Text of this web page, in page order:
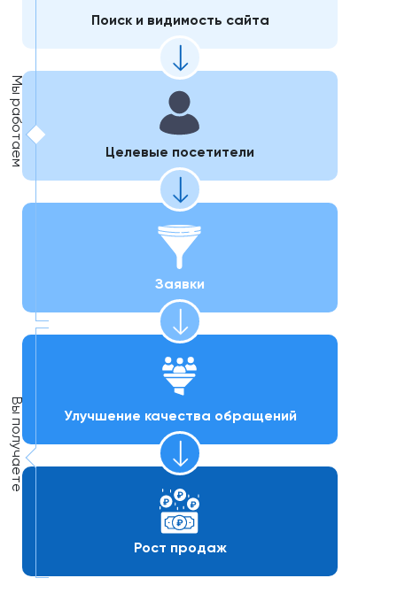
Поиск и видимость сайта
Целевые посетители
Заявки
Улучшение качества обращений
Рост продаж